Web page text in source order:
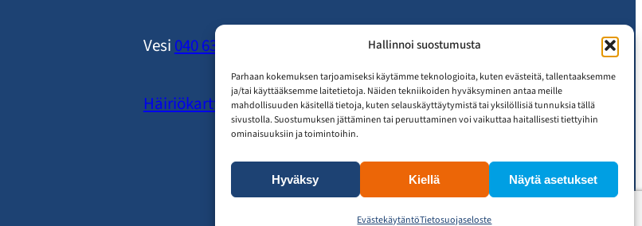
Hallinnoi suostumusta
Parhaan kokemuksen tarjoamiseksi käytämme teknologioita, kuten evästeitä, tallentaaksemme
ja/tai käyttääksemme laitetietoja. Näiden tekniikoiden hyväksyminen antaa meille
mahdollisuuden käsitellä tietoja, kuten selauskäyttäytymistä tai yksilöllisiä tunnuksia tällä
sivustolla. Suostumuksen jättäminen tai peruuttaminen voi vaikuttaa haitallisesti tiettyihin
ominaisuuksiin ja toimintoihin.
Hyväksy Kiellä Näytä asetukset
EvästekäytäntöTietosuojaseloste
Vesi 040 636 2989
Häiriökartta